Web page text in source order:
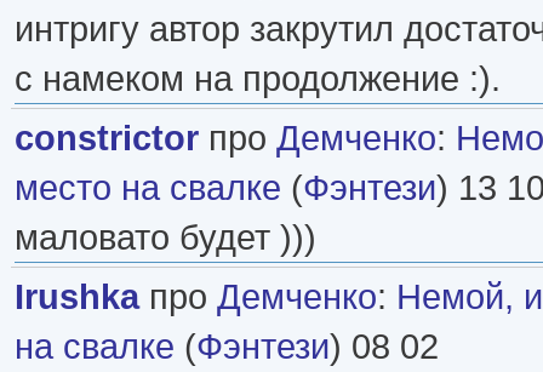
интригу автор закрутил
с намеком на продолжение :).
constrictor про Демченко:
место на свалке (Фэнтези) 13
маловато будет )))
Irushkaпро Демченко: Немой,
на свалке (Фэнтези) 08 02